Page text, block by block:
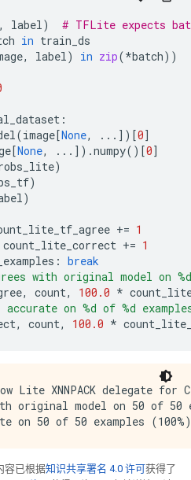
, label )
# TFLite expects
in train_ds
, label ) in zip(*batch))
:
(image[None, ... ])[0]
[None, ... ]) .numpy()[0]
)
)
)
+= 1
count_lite_correct += 1
: break
with original model on %d
, count, 100.0 *
on %d of %d
, count, 100.0 *
Lite XNNPACK delegate for
original model on 50 of 50
容已根据知识共享署名 4.0 许可获得了